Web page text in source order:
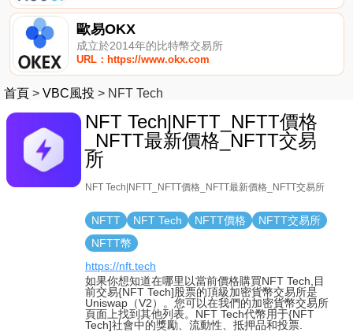
歐易OKX
成立於2014年的比特幣交易所
URL：https://www.okx.com
首頁 > VBC風投 > NFT Tech
NFT Tech|NFTT_NFTT價格
_NFTT最新價格_NFTT交易
所
NFT Tech|NFTT_NFTT價格_NFTT最新價格_NFTT交易所
NFTT NFT Tech NFTT價格
NFTT交易所
NFTT幣
https://nft.tech
如果你想知道在哪里以當前價格購買NFT Tech,目
前交易{NFT Tech]股票的頂級加密貨幣交易所是
Uniswap（V2）。您可以在我們的加密貨幣交易所
頁面上找到其他列表。NFT Tech代幣用于{NFT
Tech]社會中的獎勵、流動性、抵押品和投票.